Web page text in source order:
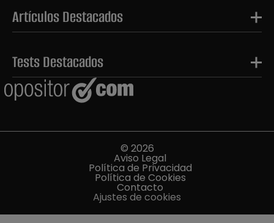
OPE 2026
Artículos Destacados
Tests Destacados
© 2026
Aviso Legal
Política de Privacidad
Política de Cookies
Contacto
Ajustes de cookies